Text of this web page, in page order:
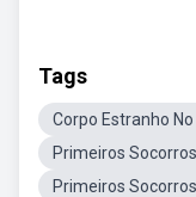
Tags
Corpo Estranho
Primeiros
Primeiros